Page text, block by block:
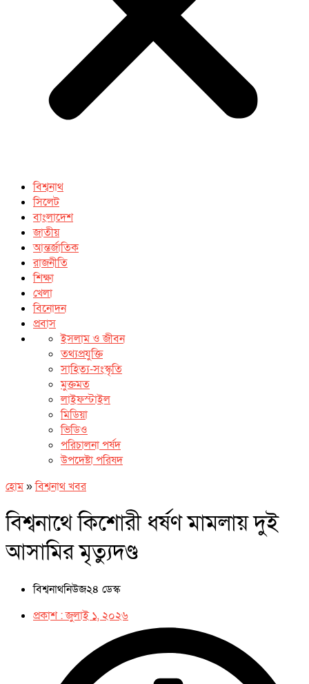
বিশ্বনাথ
সিলেট
বাংলাদেশ
জাতীয়
আন্তর্জাতিক
রাজনীতি
শিক্ষা
খেলা
বিনোদন
প্রবাস
ইসলাম ও জীবন
তথ্যপ্রযুক্তি
সাহিত্য-সংস্কৃতি
মুক্তমত
লাইফস্টাইল
মিডিয়া
ভিডিও
পরিচালনা পর্ষদ
উপদেষ্টা পরিষদ
হোম»বিশ্বনাথ খবর
বিশ্বনাথে কিশোরী ধর্ষণ মামলায় দুই
আসামির মৃত্যুদণ্ড
বিশ্বনাথনিউজ২৪ ডেস্ক
প্রকাশ :জুলাই ১, ২০২৬